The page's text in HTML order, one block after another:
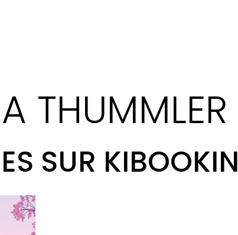
THUMMLER
SUR KIBOOKIN